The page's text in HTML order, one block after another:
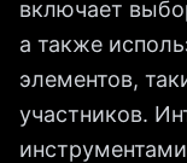
включает
а также
элементов,
участников.